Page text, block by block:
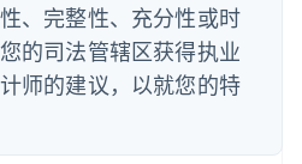
、完整性、充分性或时
的司法管辖区获得执业
师的建议，以就您的特